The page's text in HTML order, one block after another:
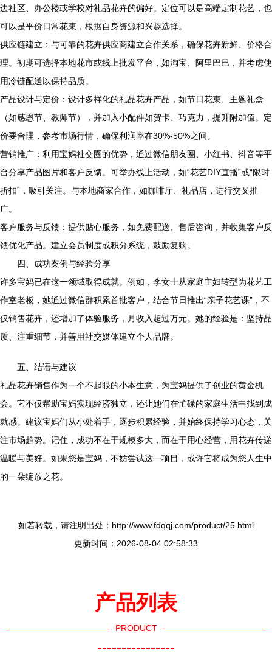
边社区、办公楼或学校对礼品花卉的偏好。定位可以是高端定制花艺，也
可以是平价日常花束，根据自身资源和兴趣选择。
供应链建立：与可靠的花卉供应商建立合作关系，确保花卉新鲜、价格合
理。初期可选择本地花市或线上批发平台，如淘宝、阿里巴巴，并考虑使
用冷链配送以保持品质。
产品设计与定价：设计多样化的礼品花卉产品，如节日花束、主题礼盒
（如感恩节、教师节），并加入小配件如贺卡、巧克力，提升附加值。定
价要合理，参考市场行情，确保利润率在30%-50%之间。
营销推广：利用宝妈社交圈的优势，通过微信朋友圈、小红书、抖音等平
台分享产品图片和客户反馈。可举办线上活动，如“花艺DIY直播”或“限时
折扣”，吸引关注。与本地商家合作，如咖啡厅、礼品店，进行交叉推
广。
客户服务与反馈：提供贴心服务，如免费配送、售后咨询，并收集客户反
馈优化产品。建立会员制度或积分系统，鼓励复购。
四、成功案例与经验分享
许多宝妈已在这一领域取得成就。例如，李女士从家庭主妇转型为花艺工
作室老板，她通过微信群积累首批客户，结合节日推出“亲子花艺课”，不
仅销售花卉，还增加了体验服务，月收入超过万元。她的经验是：坚持品
质、注重细节，并善用社交媒体建立个人品牌。
五、结语与建议
礼品花卉销售作为一个不起眼的小本生意，为宝妈提供了创业的黄金机
会。它不仅帮助宝妈实现经济独立，还让她们在忙碌的家庭生活中找到成
就感。建议宝妈们从小处着手，逐步积累经验，并始终保持学习心态，关
注市场趋势。记住，成功不在于规模多大，而在于用心经营，用花卉传递
温暖与美好。如果您是宝妈，不妨尝试这一项目，或许它将成为您人生中
的一朵绽放之花。
如若转载，请注明出处：http://www.fdqqj.com/product/25.html
更新时间：2026-08-04 02:58:33
产品列表
PRODUCT
----------------